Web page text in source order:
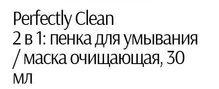
Perfectly Clean
2 в 1: пенка для умывания
/ маска очищающая, 30
мл